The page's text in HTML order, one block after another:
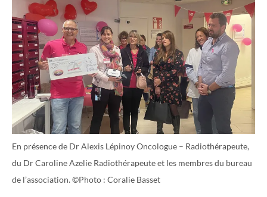
En présence de Dr Alexis Lépinoy Oncologue – Radiothérapeute,
du Dr Caroline Azelie Radiothérapeute et les membres du bureau
de l’association. ©Photo : Coralie Basset